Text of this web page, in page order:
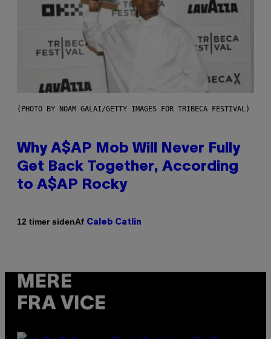
(PHOTO BY NOAM GALAI/GETTY IMAGES FOR TRIBECA FESTIVAL)
Why A$AP Mob Will Never Fully
Get Back Together, According
to A$AP Rocky
12 timer sidenAf Caleb Catlin
MERE
FRA VICE